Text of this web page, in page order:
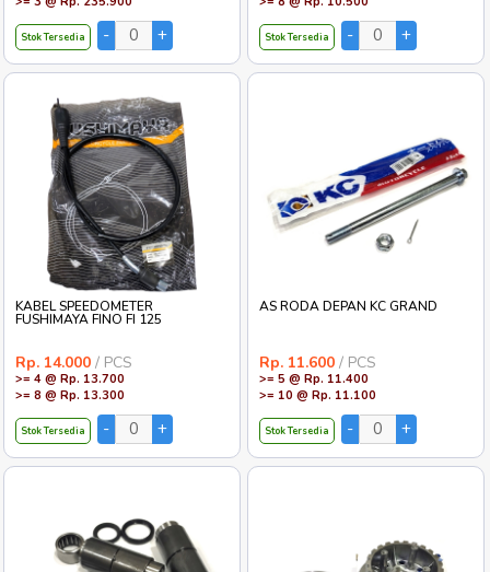
Stok Tersedia Stok Tersedia
KABEL SPEEDOMETER
FUSHIMAYA FINO FI 125
Rp. 14.000 / PCS
>= 4 @ Rp. 13.700
>= 8 @ Rp. 13.300
Stok Tersedia
AS RODA DEPAN KC GRAND
Rp. 11.600 / PCS
>= 5 @ Rp. 11.400
>= 10 @ Rp. 11.100
Stok Tersedia